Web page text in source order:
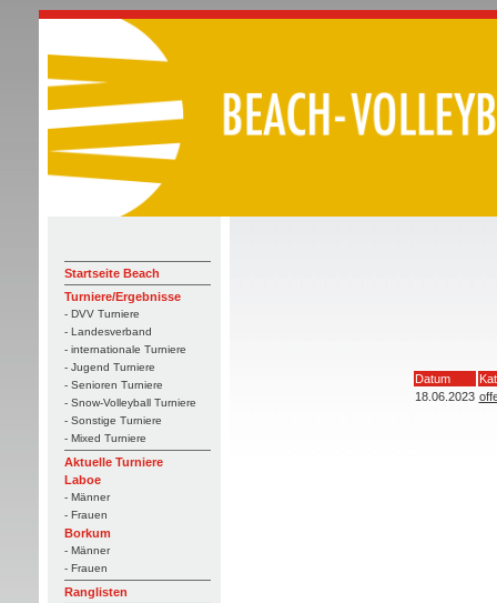
Startseite Beach
Turniere/Ergebnisse
- DVV Turniere
- Landesverband
- internationale Turniere
- Jugend Turniere
- Senioren Turniere
- Snow-Volleyball Turniere
- Sonstige Turniere
- Mixed Turniere
Aktuelle Turniere
Laboe
- Männer
- Frauen
Borkum
- Männer
- Frauen
Ranglisten
Datum
18.06.2023